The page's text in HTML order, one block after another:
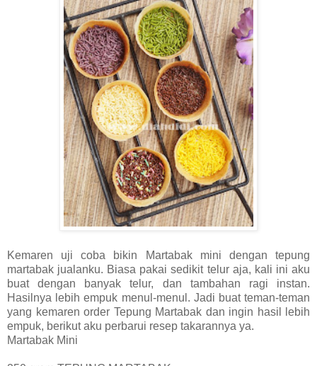
Kemaren uji coba bikin Martabak mini dengan tepung
martabak jualanku. Biasa pakai sedikit telur aja, kali ini aku
buat dengan banyak telur, dan tambahan ragi instan.
Hasilnya lebih empuk menul-menul. Jadi buat teman-teman
yang kemaren order Tepung Martabak dan ingin hasil lebih
empuk, berikut aku perbarui resep takarannya ya.
Martabak Mini